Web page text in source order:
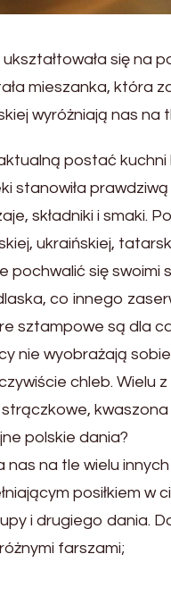
się na
mieszanka, która
wyróżniają nas na
postać kuchni
stanowiła
składniki i smaki.
ukraińskiej,
pochwalić się swoimi
co innego
sztampowe są dla
nie wyobrażają sobie
chleb. Wielu
strączkowe,
polskie dania?
nas na tle wielu
posiłkiem w
i drugiego dania.
farszami;